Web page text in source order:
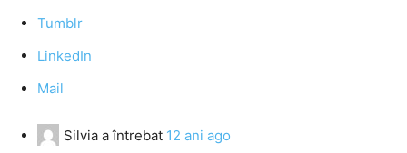
Tumblr
LinkedIn
Mail
Silvia a întrebat 12 ani ago